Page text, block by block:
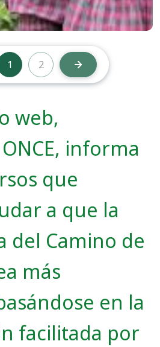
1 2 Siguiente
web,
informa
que
a que la
del Camino de
más
en la
facilitada por